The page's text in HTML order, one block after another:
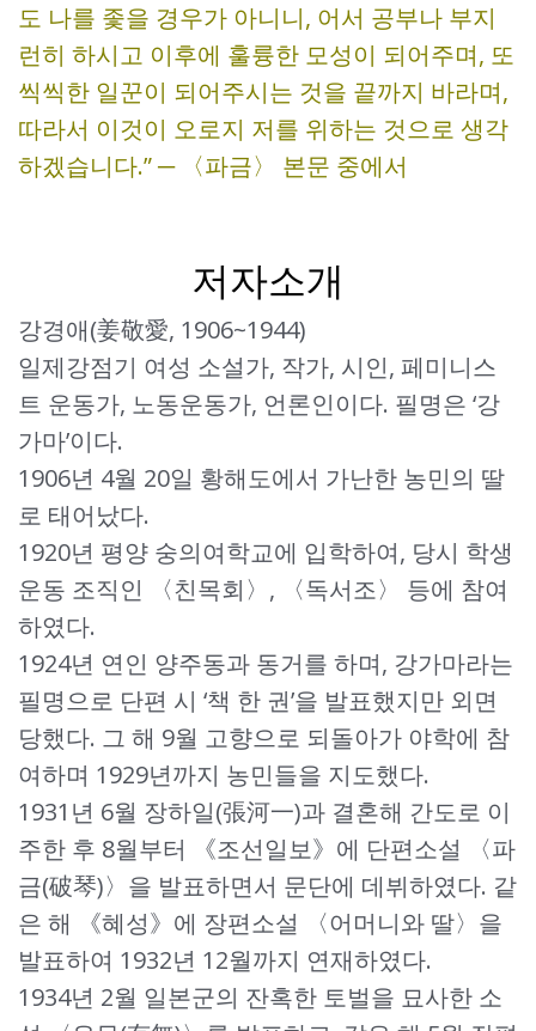
도 나를 좇을 경우가 아니니, 어서 공부나 부지
런히 하시고 이후에 훌륭한 모성이 되어주며, 또
씩씩한 일꾼이 되어주시는 것을 끝까지 바라며,
따라서 이것이 오로지 저를 위하는 것으로 생각
하겠습니다.” ─ 〈파금〉 본문 중에서
저자소개
강경애(姜敬愛, 1906~1944)
일제강점기 여성 소설가, 작가, 시인, 페미니스
트 운동가, 노동운동가, 언론인이다. 필명은 ‘강
가마’이다.
1906년 4월 20일 황해도에서 가난한 농민의 딸
로 태어났다.
1920년 평양 숭의여학교에 입학하여, 당시 학생
운동 조직인 〈친목회〉, 〈독서조〉 등에 참여
하였다.
1924년 연인 양주동과 동거를 하며, 강가마라는
필명으로 단편 시 ‘책 한 권’을 발표했지만 외면
당했다. 그 해 9월 고향으로 되돌아가 야학에 참
여하며 1929년까지 농민들을 지도했다.
1931년 6월 장하일(張河一)과 결혼해 간도로 이
주한 후 8월부터 《조선일보》에 단편소설 〈파
금(破琴)〉을 발표하면서 문단에 데뷔하였다. 같
은 해 《혜성》에 장편소설 〈어머니와 딸〉을
발표하여 1932년 12월까지 연재하였다.
1934년 2월 일본군의 잔혹한 토벌을 묘사한 소